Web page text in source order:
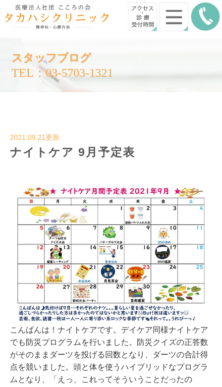
スタッフブログ
TEL：03-5703-1321
2021.09.21更新
ナイトケア 9月予定表
こんばんは！ナイトケアです。デイケア同様ナイトケア
でも防災プログラムを行いました。防災クイズの正答数
がそのままダーツを投げる回数となり、ダーツの合計得
点を競いました。頭と体を使うハイブリッドなプログラ
ムとなり、「えっ、これってそういうことだったの